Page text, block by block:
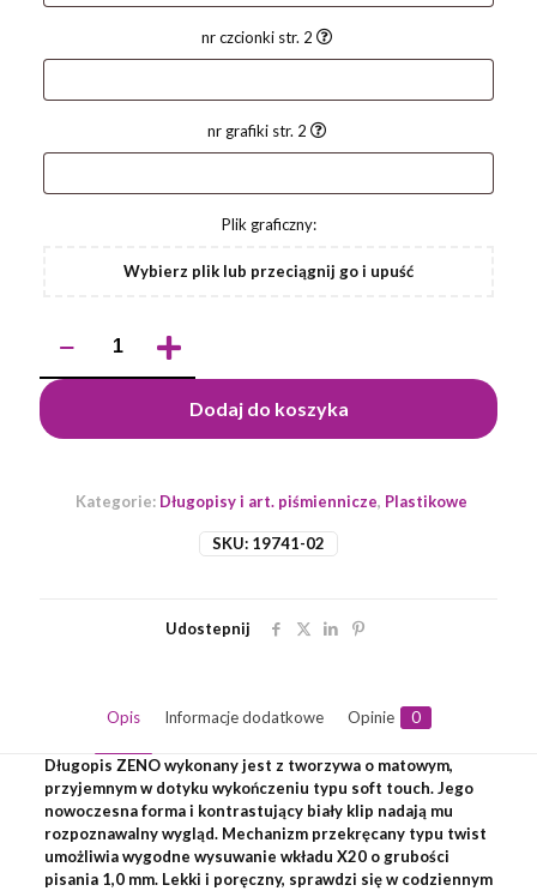
nr czcionki str. 2
nr grafiki str. 2
Plik graficzny:
Wybierz plik lub przeciągnij go i upuść
Długopis
ZENO
Dodaj do koszyka
SKU: 19741-02
Kategorie: Długopisy i art. piśmiennicze, Plastikowe
Udostepnij
Opis Informacje dodatkowe Opinie 0
Długopis ZENO wykonany jest z tworzywa o matowym,
przyjemnym w dotyku wykończeniu typu soft touch. Jego
nowoczesna forma i kontrastujący biały klip nadają mu
rozpoznawalny wygląd. Mechanizm przekręcany typu twist
umożliwia wygodne wysuwanie wkładu X20 o grubości
pisania 1,0 mm. Lekki i poręczny, sprawdzi się w codziennym